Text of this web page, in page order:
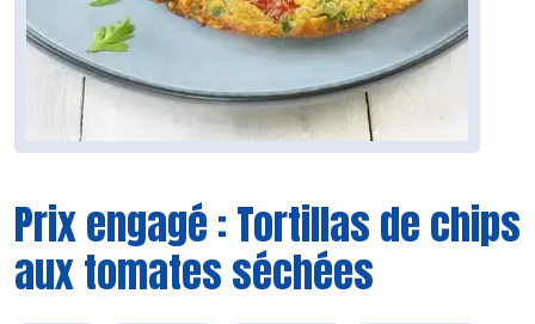
Prix engagé : Tortillas de chips
aux tomates séchées